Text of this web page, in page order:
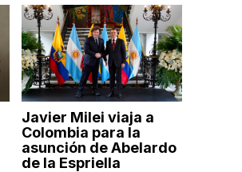
Javier Milei viaja a
Colombia para la
asunción de Abelardo
de la Espriella